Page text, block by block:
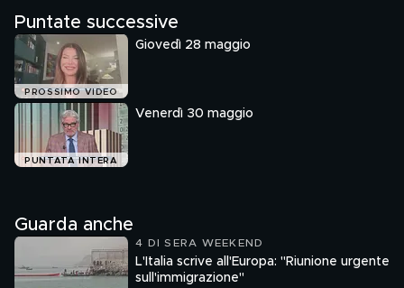
Puntate successive
PROSSIMO VIDEO
Giovedì 28 maggio
PUNTATA INTERA
Venerdì 30 maggio
Guarda anche
4 DI SERA WEEKEND
L'Italia scrive all'Europa: "Riunione urgente
sull'immigrazione"